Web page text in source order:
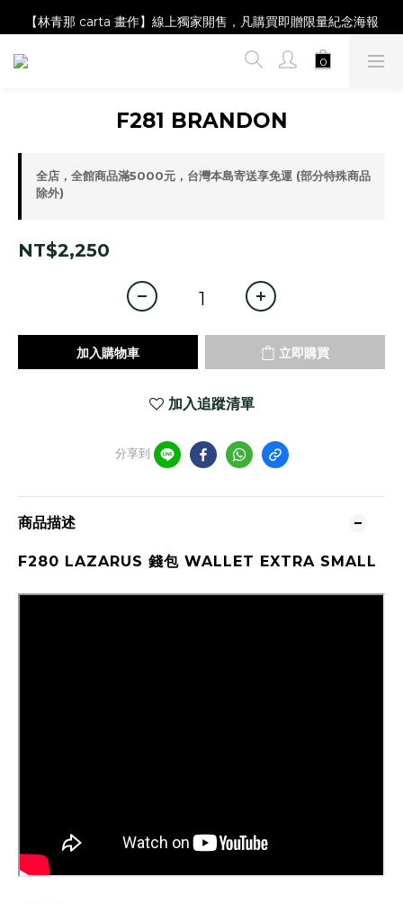
【Magazine B】單筆消費滿NT$2,000，即贈閱讀禮物明信片組
【林青那 carta 畫作】線上獨家開售，凡購買即贈限量紀念海報
【夏日降溫🧊對策單品】系列商品滿額現折 NT$300！
F281 BRANDON
全店，全館商品滿5000元，台灣本島寄送享免運 (部分特殊商品
除外)
NT$2,250
加入購物車 立即購買
加入追蹤清單
分享到
商品描述
F280 LAZARUS 錢包 WALLET EXTRA SMALL